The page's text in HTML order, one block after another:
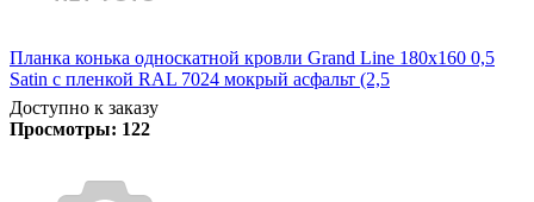
Планка конька односкатной кровли Grand Line 180x160 0,5
Satin с пленкой RAL 7024 мокрый асфальт (2,5
Доступно к заказу
Просмотры: 122